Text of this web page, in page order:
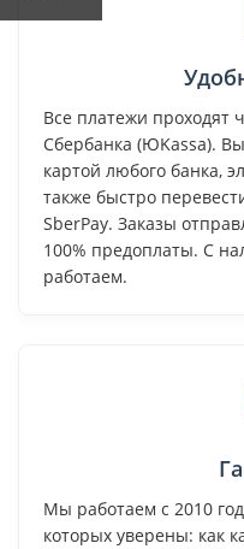
Все платежи проходят
Сбербанка (ЮKassa).
картой любого банка,
также быстро
SberPay. Заказы
100% предоплаты. С
работаем.
Мы работаем с 2010
которых уверены: как